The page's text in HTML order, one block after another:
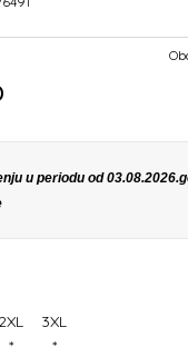
u periodu od
2XL
*
3XL
*